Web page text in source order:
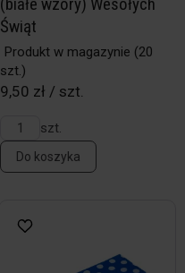
Świąt
Produkt w magazynie (20
szt.)
9,50 zł / szt.
szt.
Do koszyka